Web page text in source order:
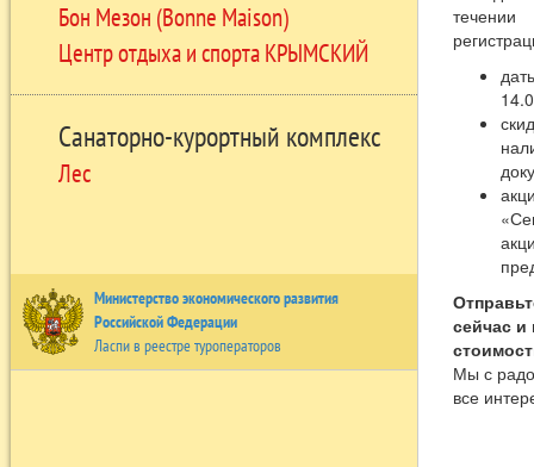
Бон Мезон (Bonne Maison)
Центр отдыха и спорта КРЫМСКИЙ
Санаторно-курортный комплекс
Лес
Министерство экономического развития
Российской Федерации
Ласпи в реестре туроператоров
сейчас и
Мы с
все